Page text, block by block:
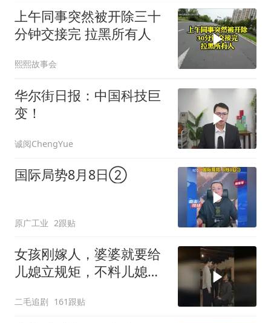
上午同事突然被开除三十
分钟交接完 拉黑所有人
熙熙故事会
华尔街日报：中国科技巨
变！
诚阅ChengYue
国际局势8月8日②
原广工业 2跟贴
女孩刚嫁人，婆婆就要给
儿媳立规矩，不料儿媳不
二毛追剧 161跟贴